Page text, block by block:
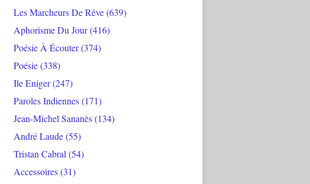
Les Marcheurs De Rêve(639)
Aphorisme Du Jour(416)
Poésie À Écouter(374)
Poésie(338)
Ile Eniger(247)
Paroles Indiennes(171)
Jean-Michel Sananès(134)
André Laude(55)
Tristan Cabral (54)
Accessoires(31)